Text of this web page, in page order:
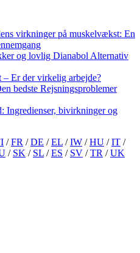
virkninger på muskelvækst: En
og lovlig Dianabol Alternativ
Er der virkelig arbejde?
bedste Rejsningsproblemer
Ingredienser, bivirkninger og
/FR /DE /EL /IW /HU /IT /
/ SK / SL /ES / SV /TR /UK